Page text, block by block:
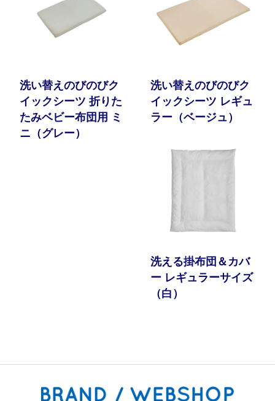
洗い替えのびのびク
イックシーツ 折りた
たみベビー布団用 ミ
ニ（グレー）
洗い替えのびのびク
イックシーツ レギュ
ラー（ベージュ）
洗える掛布団＆カバ
ー レギュラーサイズ
（白）